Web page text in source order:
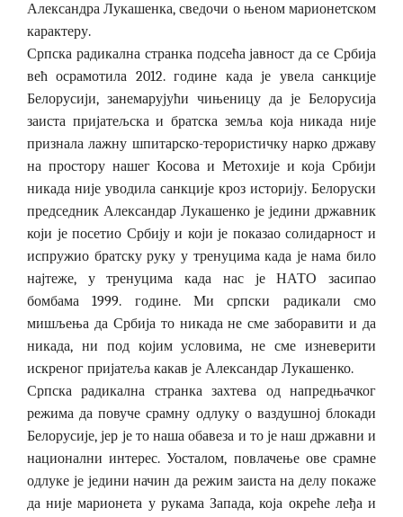
Александра Лукашенка, сведочи о њеном марионетском
карактеру.
Српска радикална странка подсећа јавност да се Србија
већ осрамотила 2012. године када је увела санкције
Белорусији, занемарујући чињеницу да је Белорусија
заиста пријатељска и братска земља која никада није
признала лажну шпитарско-терористичку нарко државу
на простору нашег Косова и Метохије и која Србији
никада није уводила санкције кроз историју. Белоруски
председник Александар Лукашенко је једини државник
који је посетио Србију и који је показао солидарност и
испружио братску руку у тренуцима када је нама било
најтеже, у тренуцима када нас је НАТО засипао
бомбама 1999. године. Ми српски радикали смо
мишљења да Србија то никада не сме заборавити и да
никада, ни под којим условима, не сме изневерити
искреног пријатеља какав је Александар Лукашенко.
Српска радикална странка захтева од напредњачког
режима да повуче срамну одлуку о ваздушној блокади
Белорусије, јер је то наша обавеза и то је наш државни и
национални интерес. Уосталом, повлачење ове срамне
одлуке је једини начин да режим заиста на делу покаже
да није марионета у рукама Запада, која окреће леђа и